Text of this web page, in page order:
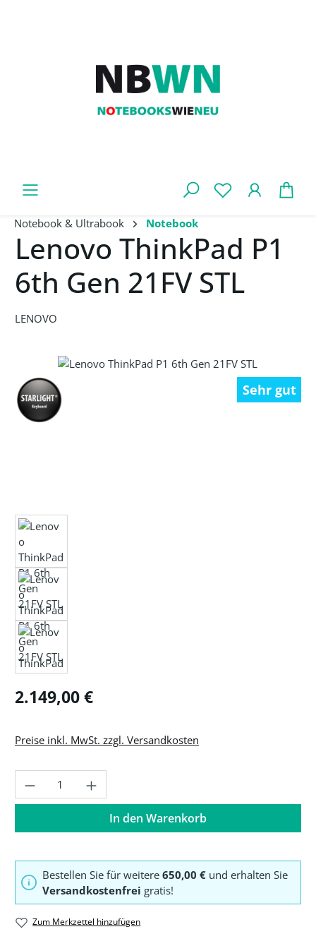
Notebook & Ultrabook Notebook
Lenovo ThinkPad P1
6th Gen 21FV STL
LENOVO
Bildergalerie überspringen
Sehr gut
Regulärer Preis:
2.149,00 €
Preise inkl. MwSt. zzgl. Versandkosten
Produkt Anzahl: Gib den gewünschten
In den Warenkorb
Bestellen Sie für weitere 650,00 € und erhalten Sie
Versandkostenfrei gratis!
Zum Merkzettel hinzufügen